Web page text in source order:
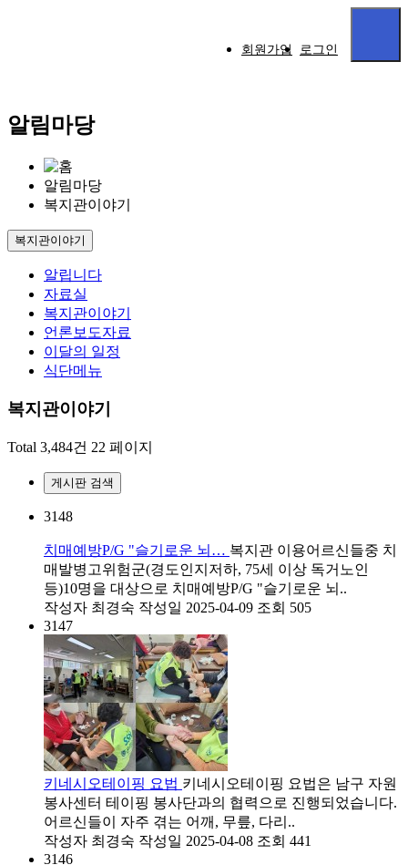
회원가입 로그인
알림마당
알림마당
복지관이야기
복지관이야기
알립니다
자료실
복지관이야기
언론보도자료
이달의 일정
식단메뉴
복지관이야기
Total 3,484건 22 페이지
게시판 검색
3148
치매예방P/G "슬기로운 뇌… 복지관 이용어르신들중 치
매발병고위험군(경도인지저하, 75세 이상 독거노인
등)10명을 대상으로 치매예방P/G "슬기로운 뇌..
작성자 최경숙 작성일 2025-04-09 조회 505
3147
키네시오테이핑 요법 키네시오테이핑 요법은 남구 자원
봉사센터 테이핑 봉사단과의 협력으로 진행되었습니다.
어르신들이 자주 겪는 어깨, 무릎, 다리..
작성자 최경숙 작성일 2025-04-08 조회 441
3146